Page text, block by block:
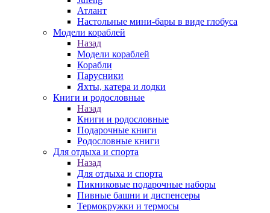
Атлант
Настольные мини-бары в виде глобуса
Модели кораблей
Назад
Модели кораблей
Корабли
Парусники
Яхты, катера и лодки
Книги и родословные
Назад
Книги и родословные
Подарочные книги
Родословные книги
Для отдыха и спорта
Назад
Для отдыха и спорта
Пикниковые подарочные наборы
Пивные башни и диспенсеры
Термокружки и термосы